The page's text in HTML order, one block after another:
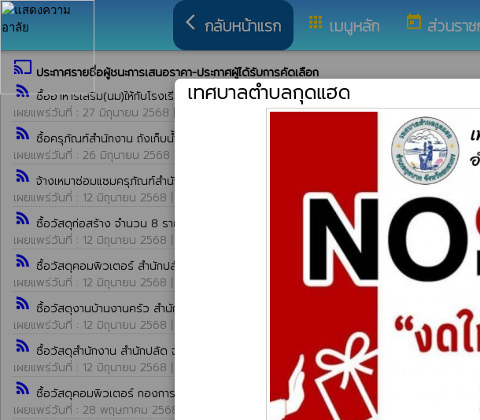
arrow_back_ios กลับหน้าแรก apps เมนูหลัก today ส่วนราช
cast ประกาศรายชื่อผู้ชนะการเสนอราคา-ประกาศผู้ได้รับการคัดเลือก
rss_feed ซื้ออาหารเสริม(นม)ให้กับโรงเรียนและศูนย์พัฒนาเด็กเล็กในเขตเทศบาลตำบลกุดแฮด จำนวน 5
เผยแพร่วันที่ : 27 มิถุนายน 2568 | โดย : ระบบ rss Egp || เปิดอ่าน : 230
rss_feed ซื้อครุภัณฑ์สำนักงาน ถังเก็บน้ำพลาสติก ขนาดความจุ 1,000 ลิตร จำนวน 2 ถัง โดยวิธีเฉพาะเจ
เผยแพร่วันที่ : 26 มิถุนายน 2568 | โดย : ระบบ rss Egp || เปิดอ่าน : 214
rss_feed จ้างเหมาซ่อมแซมครุภัณฑ์สำนักงาน จำนวน 1 รายการ โดยวิธีเฉพาะเจาะจง
เผยแพร่วันที่ : 12 มิถุนายน 2568 | โดย : ระบบ rss Egp || เปิดอ่าน : 249
rss_feed ซื้อวัสดุก่อสร้าง จำนวน 8 รายการ โดยวิธีเฉพาะเจาะจง
เผยแพร่วันที่ : 12 มิถุนายน 2568 | โดย : ระบบ rss Egp || เปิดอ่าน : 262
rss_feed ซื้อวัสดุคอมพิวเตอร์ สำนักปลัด จำนวน 10 รายการ โดยวิธีเฉพาะเจาะจง
เผยแพร่วันที่ : 12 มิถุนายน 2568 | โดย : ระบบ rss Egp || เปิดอ่าน : 255
rss_feed ซื้อวัสดุงานบ้านงานครัว สำนักปลัด จำนวน 7 รายการ โดยวิธีเฉพาะเจาะจง
เผยแพร่วันที่ : 12 มิถุนายน 2568 | โดย : ระบบ rss Egp || เปิดอ่าน : 223
rss_feed ซื้อวัสดุสำนักงาน สำนักปลัด จำนวน 10 รายการ โดยวิธีเฉพาะเจาะจง
เผยแพร่วันที่ : 12 มิถุนายน 2568 | โดย : ระบบ rss Egp || เปิดอ่าน : 244
rss_feed ซื้อวัสดุคอมพิวเตอร์ กองการศึกษา จำนวน 2 รายการ โดยวิธีเฉพาะเจาะจง
เผยแพร่วันที่ : 28 พฤษภาคม 2568 | โดย : ระบบ rss Egp || เปิดอ่าน : 253
เทศบาลตำบลกุดแฮด